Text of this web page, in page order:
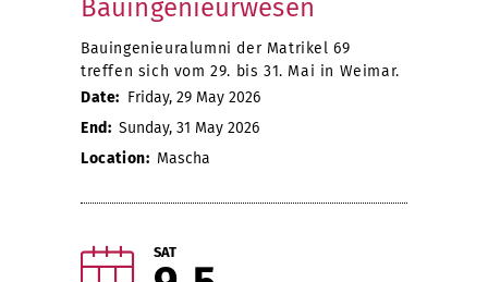
Bauingenieurwesen
Bauingenieuralumni der Matrikel 69
treffen sich vom 29. bis 31. Mai in Weimar.
Date: Friday, 29 May 2026
End: Sunday, 31 May 2026
Location: Mascha
SAT